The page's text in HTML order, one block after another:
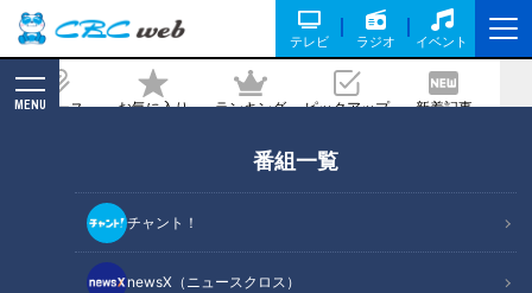
テレビ ラジオ イベント
ニュース お気に入り ランキング ピックアップ 新着記事
MENU
番組一覧
チャント！
newsX（ニュースクロス）
温泉も堪能？ 人気プロレスラー棚橋弘至
が行く『愛知県東海市』の旅